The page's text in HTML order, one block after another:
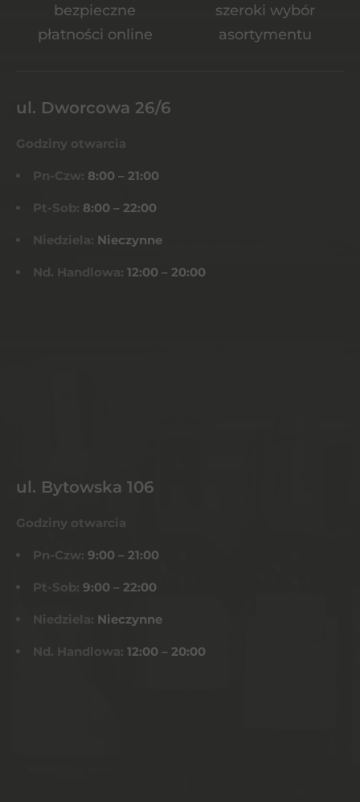
bezpieczne
płatności online
szeroki wybór
asortymentu
ul. Dworcowa 26/6
Godziny otwarcia
Pn-Czw: 8:00 – 21:00
Pt-Sob: 8:00 – 22:00
Niedziela: Nieczynne
Nd. Handlowa: 12:00 – 20:00
ul. Bytowska 106
Godziny otwarcia
Pn-Czw: 9:00 – 21:00
Pt-Sob: 9:00 – 22:00
Niedziela: Nieczynne
Nd. Handlowa: 12:00 – 20:00